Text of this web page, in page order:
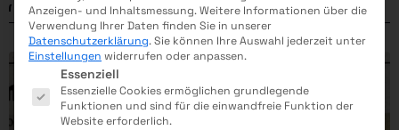
ELEKTROMASCHINENBAU
MEDIZINTECHNIK
FERTIGUNGSTECHNIK
VERFAHRENSTECHNIK
Anzeigen- und Inhaltsmessung.Weitere Informationen über die
Verwendung Ihrer Daten finden Sie in unserer
Datenschutzerklärung.Sie können Ihre Auswahl jederzeit unter
Einstellungen widerrufen oder anpassen.
Es folgt eine Liste der Service-Gruppen, für die eine
Essenziell
Essenzielle Cookies ermöglichen grundlegende
Funktionen und sind für die einwandfreie Funktion der
Website erforderlich.